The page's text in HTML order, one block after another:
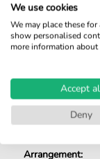
Von Musikern
Kein Abo.
Produktnummer:
Arrangement:
We use cookies
We may place these
show personalised
more information
Accept
Deny